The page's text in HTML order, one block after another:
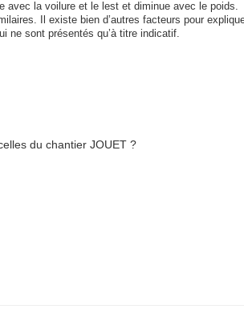
avec la voilure et le lest et diminue avec le poids.
Il existe bien d’autres facteurs pour
ne sont présentés qu’à titre indicatif.
du chantier JOUET ?